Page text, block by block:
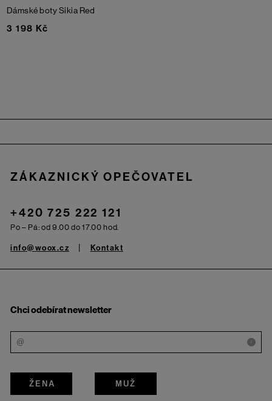
Dámské boty Sikia Red
3 198 Kč
ZÁKAZNICKÝ OPEČOVATEL
+420 725 222 121
Po – Pá: od 9.00 do 17.00 hod.
info@woox.cz Kontakt
Chci odebírat newsletter
i
ŽENA MUŽ